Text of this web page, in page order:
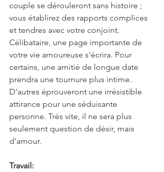
couple se dérouleront sans histoire ;
vous établirez des rapports complices
et tendres avec votre conjoint.
Célibataire, une page importante de
votre vie amoureuse s'écrira. Pour
certains, une amitié de longue date
prendra une tournure plus intime.
D'autres éprouveront une irrésistible
attirance pour une séduisante
personne. Très vite, il ne sera plus
seulement question de désir, mais
d'amour.
Travail: